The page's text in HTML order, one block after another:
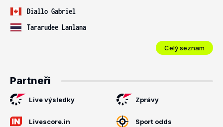
Diallo Gabriel
Tararudee Lanlana
Celý seznam
Partneři
Live výsledky Zprávy
Livescore.in Sport odds